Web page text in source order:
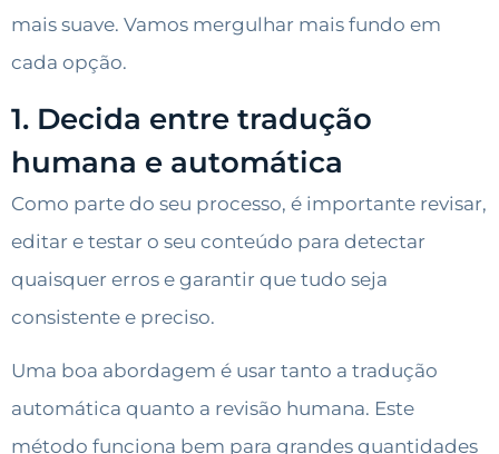
mais suave. Vamos mergulhar mais fundo em
cada opção.
1. Decida entre tradução
humana e automática
Como parte do seu processo, é importante revisar,
editar e testar o seu conteúdo para detectar
quaisquer erros e garantir que tudo seja
consistente e preciso.
Uma boa abordagem é usar tanto a tradução
automática quanto a revisão humana. Este
método funciona bem para grandes quantidades